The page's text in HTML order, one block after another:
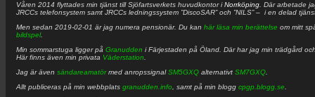
Våren 2014 flyttades min tjänst till Sjöfartsverkets huvudkontor iNorrköping . Där arbetade
JRCCs telefonsystem samt JRCCs ledningssystem ”DiscoSAR” och ”NILS” – i en delad
Men sedan 2019-02-01 är jag numera pensionär. Du kan här läsa min berättelse om mitt
bildspel.
Min sommarstuga ligger på Granudden i Färjestaden på Öland. Där har jag min trädgård
Här finns även min privata Väderstation
Jag är även sändareamatörmed anropssignalSM5GXQ alternativt SM7GXQ
Allt publiceras på min webbplats granudden.info , samt på min blogg cpgp.blogg.se